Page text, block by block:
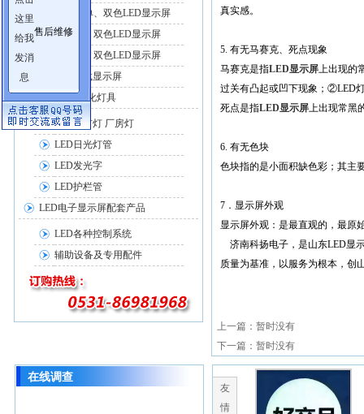
半户外单、双色LED显示屏
户外单、双色LED显示屏
室内单、双色LED显示屏
LED车载显示屏
LED照明亮化灯具
LED工矿灯 厂房灯
LED日光灯管
LED发光字
LED护栏管
LED电子显示屏配套产品
LED各种控制系统
辅助设备及专用配件
真实感。
5. 有无马赛克、死点现象
马赛克是指LED显示屏上出现的
过关有凸起或凹下现象；②LED
死点是指LED显示屏上出现常黑
6. 有无色块
色块指的是小面积缺色彩；其主
7．显示屏外观
显示屏外观：是最直观的，最原
济南科扬电子，是山东LED显
质量为基准，以服务为根本，创
上一篇：暂时没有
下一篇：暂时没有
售后维修
在线调查
友
情